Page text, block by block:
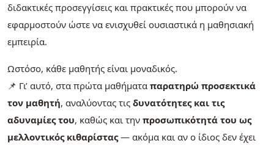
διδακτικές προσεγγίσεις και πρακτικές που μπορούν να
εφαρμοστούν ώστε να ενισχυθεί ουσιαστικά η μαθησιακή
εμπειρία.
Ωστόσο, κάθε μαθητής είναι μοναδικός.
📌 Γι’ αυτό, στα πρώτα μαθήματα παρατηρώ προσεκτικά
τον μαθητή, αναλύοντας τις δυνατότητες και τις
αδυναμίες του, καθώς και την προσωπικότητά του ως
μελλοντικός κιθαρίστας— ακόμα και αν ο ίδιος δεν έχει